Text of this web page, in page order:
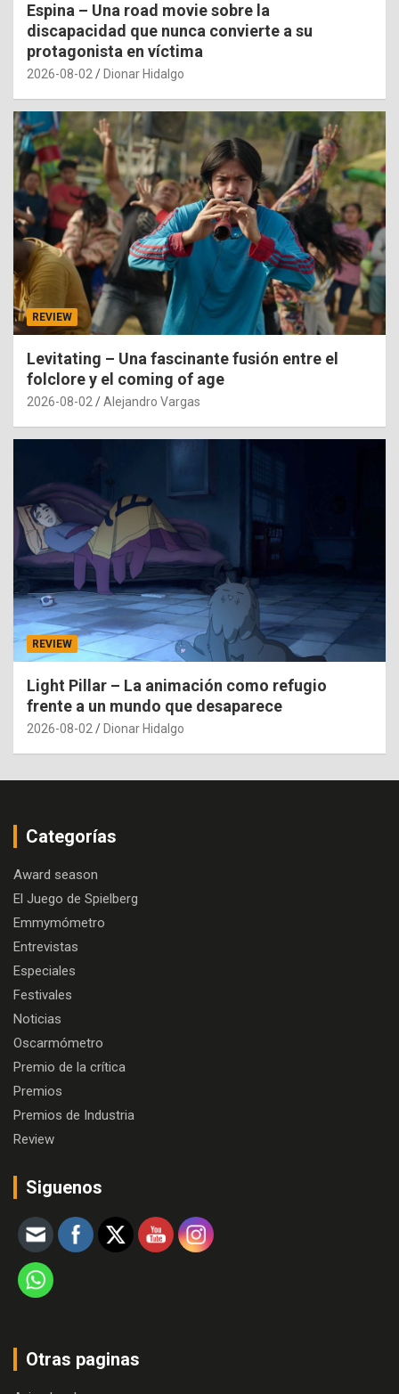
Espina – Una road movie sobre la
discapacidad que nunca convierte a su
protagonista en víctima
2026-08-02 Dionar Hidalgo
REVIEW
Levitating – Una fascinante fusión entre el
folclore y el coming of age
2026-08-02 Alejandro Vargas
REVIEW
Light Pillar – La animación como refugio
frente a un mundo que desaparece
2026-08-02 Dionar Hidalgo
Categorías
Award season
El Juego de Spielberg
Emmymómetro
Entrevistas
Especiales
Festivales
Noticias
Oscarmómetro
Premio de la crítica
Premios
Premios de Industria
Review
Siguenos
Otras paginas